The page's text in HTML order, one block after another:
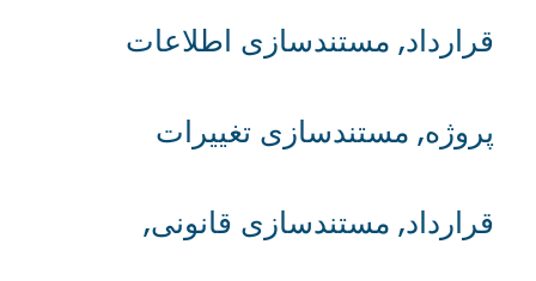
قرارداد, مستندسازی اطلاعات
پروژه, مستندسازی تغییرات
قرارداد, مستندسازی قانونی,